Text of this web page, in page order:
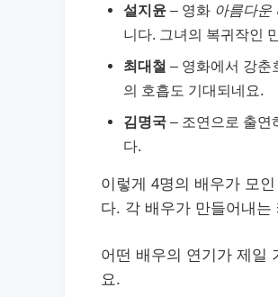
설지윤 – 영화 아름다운
니다. 그녀의 복귀작인
최대철 – 영화에서 강춘
의 호흡도 기대되네요.
김명국 – 조연으로 출연
다.
이렇게 4명의 배우가 모인
다. 각 배우가 만들어내
어떤 배우의 연기가 제일
요.